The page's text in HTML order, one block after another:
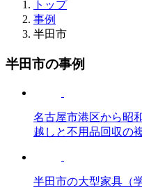
トップ
事例
半田市
半田市の事例
名古屋市港区から昭
越しと不用品回収の
半田市の大型家具（